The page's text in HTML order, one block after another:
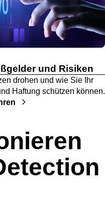
und Risiken
drohen und wie Sie Ihr
Haftung schützen können.